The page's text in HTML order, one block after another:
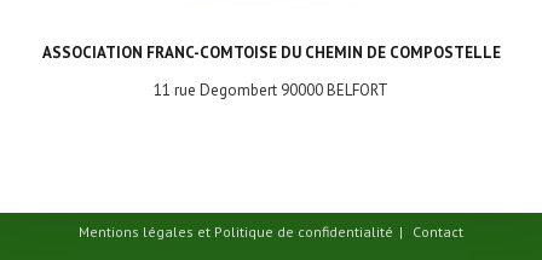
ASSOCIATION FRANC-COMTOISE DU CHEMIN DE COMPOSTELLE
11 rue Degombert 90000 BELFORT
Mentions légales et Politique de confidentialité Contact